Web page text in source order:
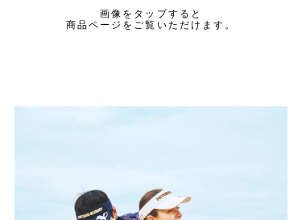
画像をタップすると
商品ページをご覧いただけます。